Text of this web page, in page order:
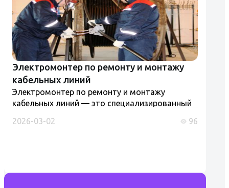
Электромонтер по ремонту и монтажу
кабельных линий
Электромонтер по ремонту и монтажу
кабельных линий — это специализированный
ремонт и обслуживание кабельных линий,
2026-03-02 96